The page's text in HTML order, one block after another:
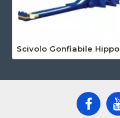
Scivolo Gonfiabile Hippo